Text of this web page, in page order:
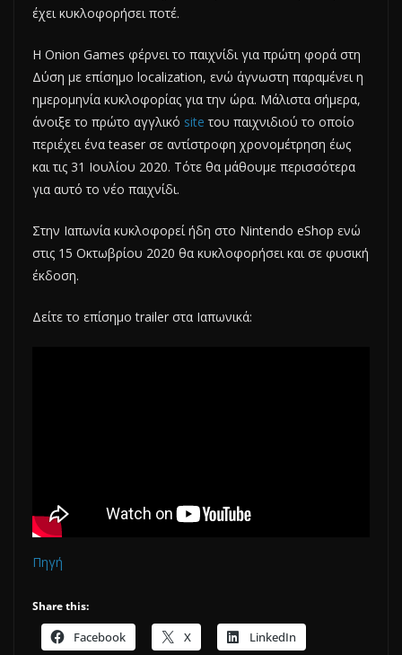
έχει κυκλοφορήσει ποτέ.
Η Onion Games φέρνει το παιχνίδι για πρώτη φορά στη
Δύση με επίσημο localization, ενώ άγνωστη παραμένει η
ημερομηνία κυκλοφορίας για την ώρα. Μάλιστα σήμερα,
άνοιξε το πρώτο αγγλικό site του παιχνιδιού το οποίο
περιέχει ένα teaser σε αντίστροφη χρονομέτρηση έως
και τις 31 Ιουλίου 2020. Τότε θα μάθουμε περισσότερα
για αυτό το νέο παιχνίδι.
Στην Ιαπωνία κυκλοφορεί ήδη στο Nintendo eShop ενώ
στις 15 Οκτωβρίου 2020 θα κυκλοφορήσει και σε φυσική
έκδοση.
Δείτε το επίσημο trailer στα Ιαπωνικά:
Πηγή
Share this:
Facebook X LinkedIn